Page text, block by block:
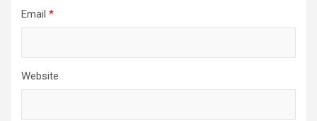
Email *
Website